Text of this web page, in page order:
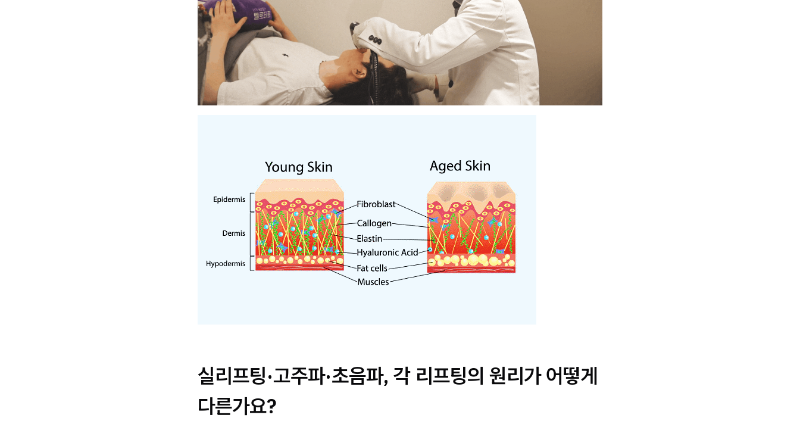
실리프팅·고주파·초음파, 각 리프팅의 원리가 어떻게
다른가요?